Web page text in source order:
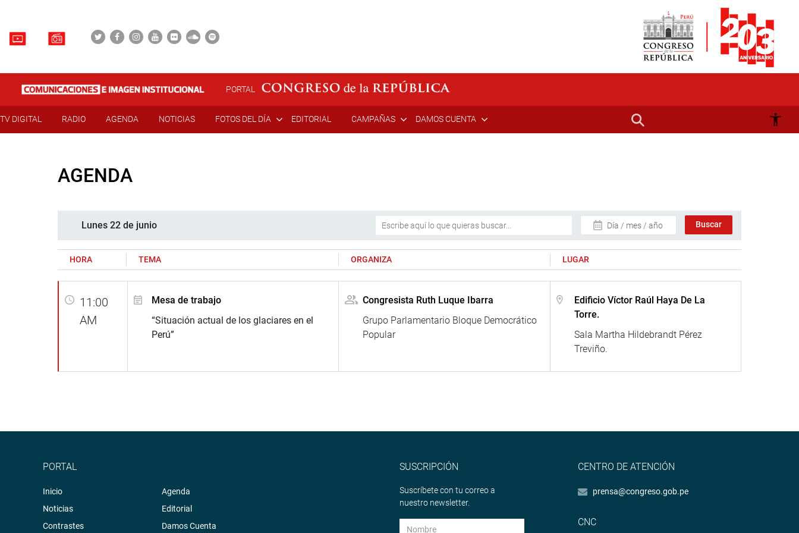
PORTAL
TV DIGITAL RADIO AGENDA NOTICIAS FOTOS DEL DÍA EDITORIAL CAMPAÑAS DAMOS CUENTA
AGENDA
Lunes 22 de junio Día / mes / año
HORA TEMA ORGANIZA LUGAR
11:00
AM
Mesa de trabajo
“Situación actual de los glaciares en el
Perú”
Congresista Ruth Luque Ibarra
Grupo Parlamentario Bloque Democrático
Popular
Edificio Víctor Raúl Haya De La
Torre.
Sala Martha Hildebrandt Pérez
Treviño.
PORTAL
Inicio
Noticias
Contrastes
Agenda
Editorial
Damos Cuenta
SUSCRIPCIÓN
Suscríbete con tu correo a
nuestro newsletter.
CENTRO DE ATENCIÓN
prensa@congreso.gob.pe
CNC